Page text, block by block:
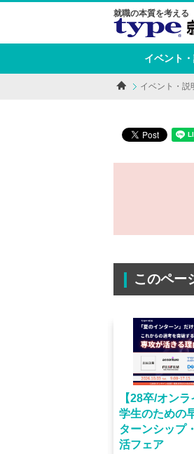
就職の本質を考える
イベント
イベント・説
このペー
【28卒/オン
学生のための
ターンシップ
活フェア